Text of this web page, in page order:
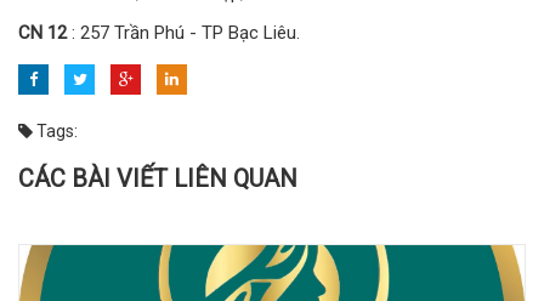
CN 12: 257 Trần Phú - TP Bạc Liêu.
Tags:
CÁC BÀI VIẾT LIÊN QUAN